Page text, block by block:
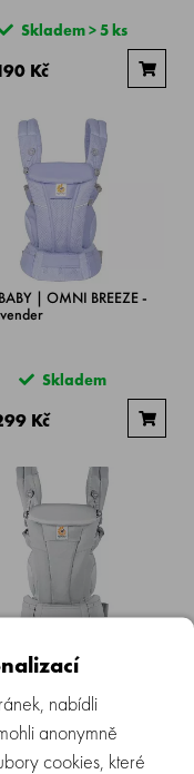
Skladem > 5 ks
Kč
| OMNI BREEZE -
Skladem
Kč
Skladem > 5 ks
nabídli
anonymně
cookies, které